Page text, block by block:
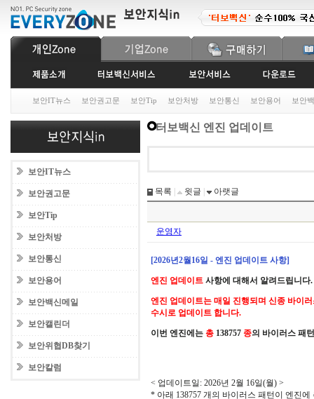
보안IT뉴스 보안권고문 보안Tip 보안처방 보안통신 보안용어 보안
보안IT뉴스
보안권고문
보안Tip
보안처방
보안통신
보안용어
보안백신메일
보안캘린더
보안위협DB찾기
보안칼럼
터보백신 엔진 업데이트
목록 윗글 아랫글
운영자
[2026년2월16일 - 엔진 업데이트 사항]
엔진 업데이트 사항에 대해서 알려드립니다.
엔진 업데이트는 매일 진행되며 신종 바이
수시로 업데이트 합니다.
이번 엔진에는 총 138757 종의 바이러스 패
< 업데이트일: 2026년 2월 16일(월) >
* 아래 138757 개의 바이러스 패턴이 엔진에